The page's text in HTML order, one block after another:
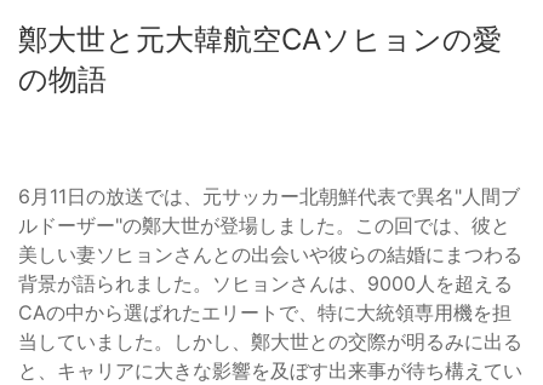
鄭大世と元大韓航空CAソヒョンの愛
の物語
6月11日の放送では、元サッカー北朝鮮代表で異名"人間ブ
ルドーザー"の鄭大世が登場しました。この回では、彼と
美しい妻ソヒョンさんとの出会いや彼らの結婚にまつわる
背景が語られました。ソヒョンさんは、9000人を超える
CAの中から選ばれたエリートで、特に大統領専用機を担
当していました。しかし、鄭大世との交際が明るみに出る
と、キャリアに大きな影響を及ぼす出来事が待ち構えてい